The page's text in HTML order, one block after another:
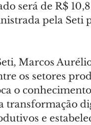
será de R$
pela Seti
Marcos
os setores
o
transformação
e